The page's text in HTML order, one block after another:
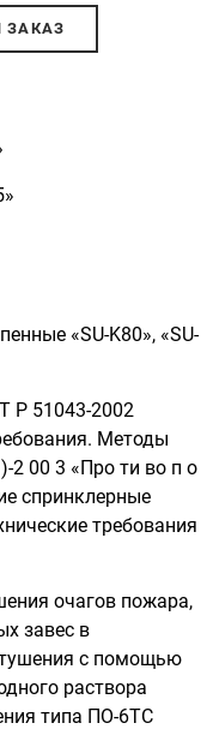
ЗАКАЗ
«SU-K80», «SU-
Р 51043-2002
Методы
2 00 3 «Про ти во п о
спринклерные
требования
очагов пожара,
завес в
с помощью
раствора
типа ПО-6ТС